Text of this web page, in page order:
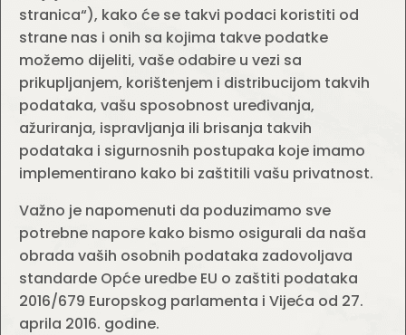
stranica“), kako će se takvi podaci koristiti od
strane nas i onih sa kojima takve podatke
možemo dijeliti, vaše odabire u vezi sa
prikupljanjem, korištenjem i distribucijom takvih
podataka, vašu sposobnost uređivanja,
ažuriranja, ispravljanja ili brisanja takvih
podataka i sigurnosnih postupaka koje imamo
implementirano kako bi zaštitili vašu privatnost.
Važno je napomenuti da poduzimamo sve
potrebne napore kako bismo osigurali da naša
obrada vaših osobnih podataka zadovoljava
standarde Opće uredbe EU o zaštiti podataka
2016/679 Europskog parlamenta i Vijeća od 27.
aprila 2016. godine.